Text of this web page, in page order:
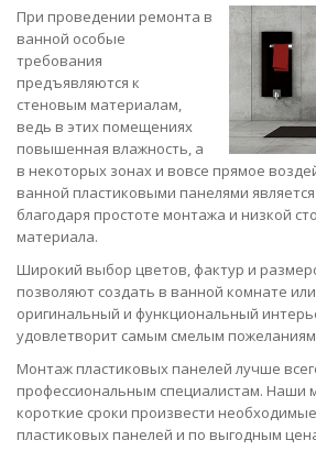
При проведении ремонта в
ванной особые
требования
предъявляются к
стеновым материалам,
ведь в этих помещениях
повышенная влажность, а
в некоторых зонах и вовсе прямое
ванной пластиковыми панелями
благодаря простоте монтажа и низкой
материала.
Широкий выбор цветов, фактур и
позволяют создать в ванной комнате
оригинальный и функциональный
удовлетворит самым смелым
Монтаж пластиковых панелей лучше
профессиональным специалистам. Наши
короткие сроки произвести
пластиковых панелей и по выгодным